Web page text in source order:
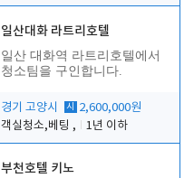
일산대화 라트리호텔
일산 대화역 라트리호텔에서
청소팀을 구인합니다.
경기 고양시 시
2,600,000원
객실청소,베팅 ,
1년 이하
부천호텔 키노